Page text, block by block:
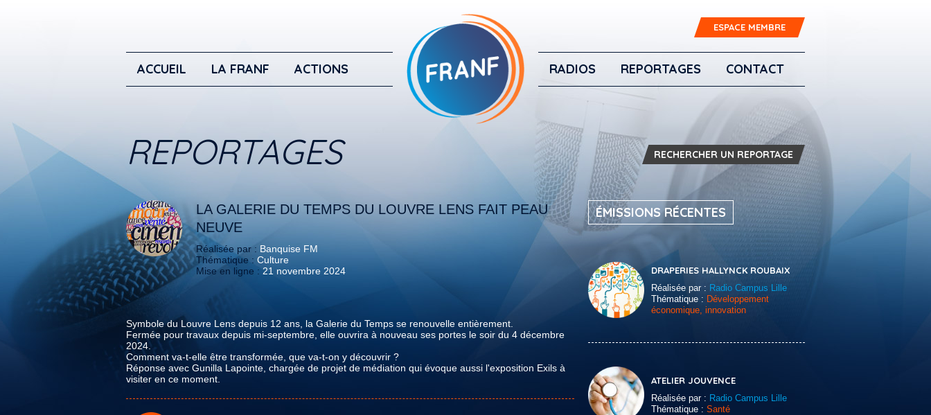
ESPACE MEMBRE
ACCUEIL LA FRANF ACTIONS RADIOS REPORTAGES CONTACT
REPORTAGES RECHERCHER UN REPORTAGE
LA GALERIE DU TEMPS DU LOUVRE LENS FAIT PEAU
NEUVE
Réalisée par : Banquise FM
Thématique : Culture
Mise en ligne : 21 novembre 2024
Symbole du Louvre Lens depuis 12 ans, la Galerie du Temps se renouvelle entièrement.
Fermée pour travaux depuis mi-septembre, elle ouvrira à nouveau ses portes le soir du 4 décembre
2024.
Comment va-t-elle être transformée, que va-t-on y découvrir ?
Réponse avec Gunilla Lapointe, chargée de projet de médiation qui évoque aussi l'exposition Exils à
visiter en ce moment.
ÉMISSIONS RÉCENTES
DRAPERIES HALLYNCK ROUBAIX
Réalisée par : Radio Campus Lille
Thématique : Développement
économique, innovation
ATELIER JOUVENCE
Réalisée par : Radio Campus Lille
Thématique : Santé